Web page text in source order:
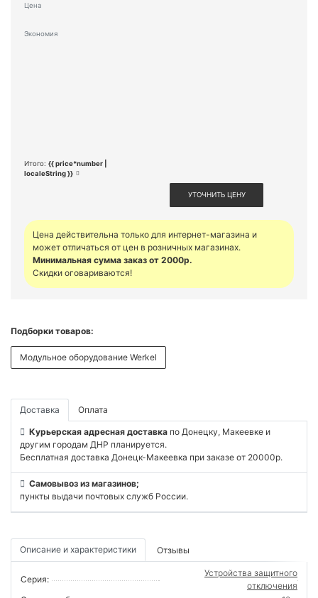
Цена
Экономия
Итого: {{ price*number |
localeString }}
УТОЧНИТЬ ЦЕНУ
Цена действительна только для интернет-магазина и
может отличаться от цен в розничных магазинах.
Минимальная сумма заказ от 2000р.
Скидки оговариваются!
Подборки товаров:
Модульное оборудование Werkel
Доставка Оплата
Курьерская адресная доставка по Донецку, Макеевке и
другим городам ДНР планируется.
Бесплатная доставка Донецк-Макеевка при заказе от 20000р.
Самовывоз из магазинов;
пункты выдачи почтовых служб России.
Описание и характеристики Отзывы
Серия:
Устройства защитного
отключения